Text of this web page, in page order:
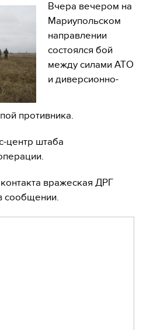
Вчера вечером на
Мариупольском
направлении
состоялся бой
между силами АТО
и диверсионно-
противника.
центр штаба
вражеская ДРГ
сообщении.